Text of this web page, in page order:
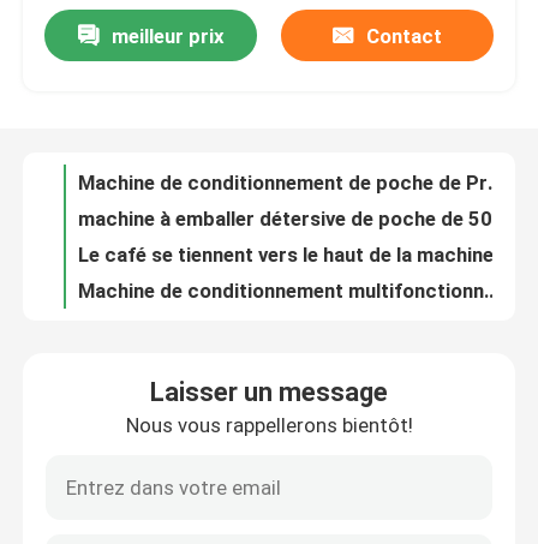
Nous contacter
Demander un devis
Machine d'emballage de poudre
meilleur prix Contact
Machine de conditionnement de poche de Premade de sac de tirette d'épice avec l'écran tactile de PLC
Machine de conditionnement de poche de Premade de sac de gousset 1kg 2kg pour la poudre détersive
Machine de conditionnement multifonctionnelle de poche de Premade pour le remplisseur de foreuse de poudre de Haldi
Laisser un message
Nous vous rappellerons bientôt!